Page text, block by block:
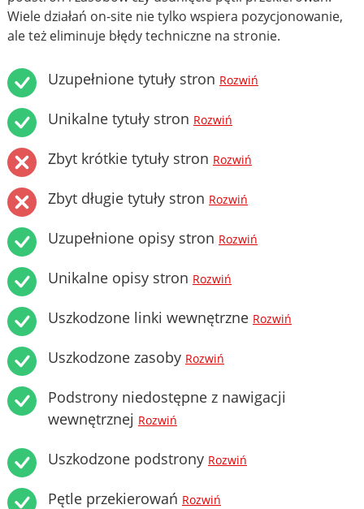
Wiele działań on-site nie tylko wspiera pozycjonowanie,
ale też eliminuje błędy techniczne na stronie.
Uzupełnione tytuły stron Rozwiń
Unikalne tytuły stron Rozwiń
Zbyt krótkie tytuły stron Rozwiń
Zbyt długie tytuły stron Rozwiń
Uzupełnione opisy stron Rozwiń
Unikalne opisy stron Rozwiń
Uszkodzone linki wewnętrzne Rozwiń
Uszkodzone zasoby Rozwiń
Podstrony niedostępne z nawigacji
wewnętrznej Rozwiń
Uszkodzone podstrony Rozwiń
Pętle przekierowań Rozwiń